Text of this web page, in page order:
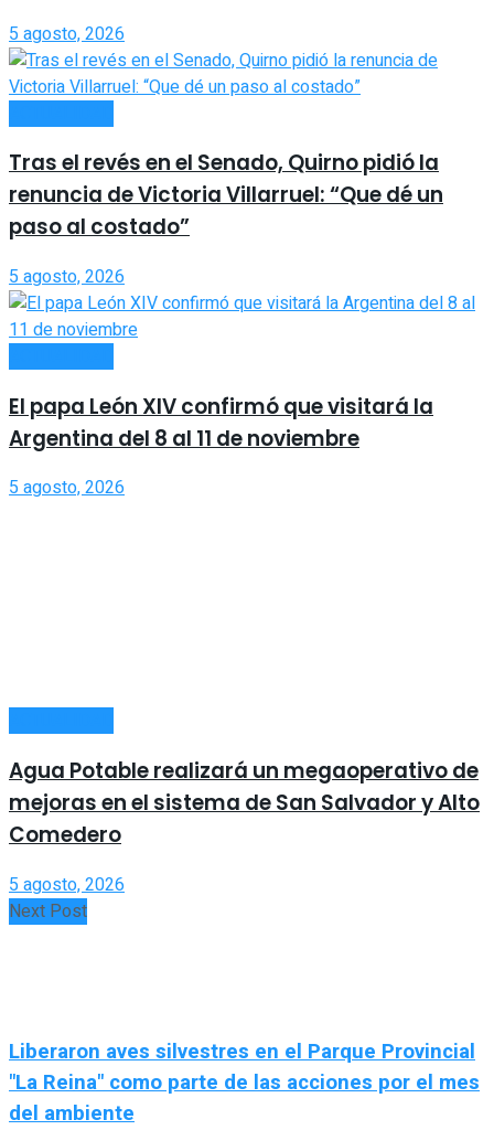
5 agosto, 2026
Tras el revés en el Senado, Quirno pidió la
renuncia de Victoria Villarruel: “Que dé un
paso al costado”
5 agosto, 2026
El papa León XIV confirmó que visitará la
Argentina del 8 al 11 de noviembre
5 agosto, 2026
Agua Potable realizará un megaoperativo de
mejoras en el sistema de San Salvador y Alto
Comedero
5 agosto, 2026
Next Post
Liberaron aves silvestres en el Parque Provincial
"La Reina" como parte de las acciones por el mes
del ambiente